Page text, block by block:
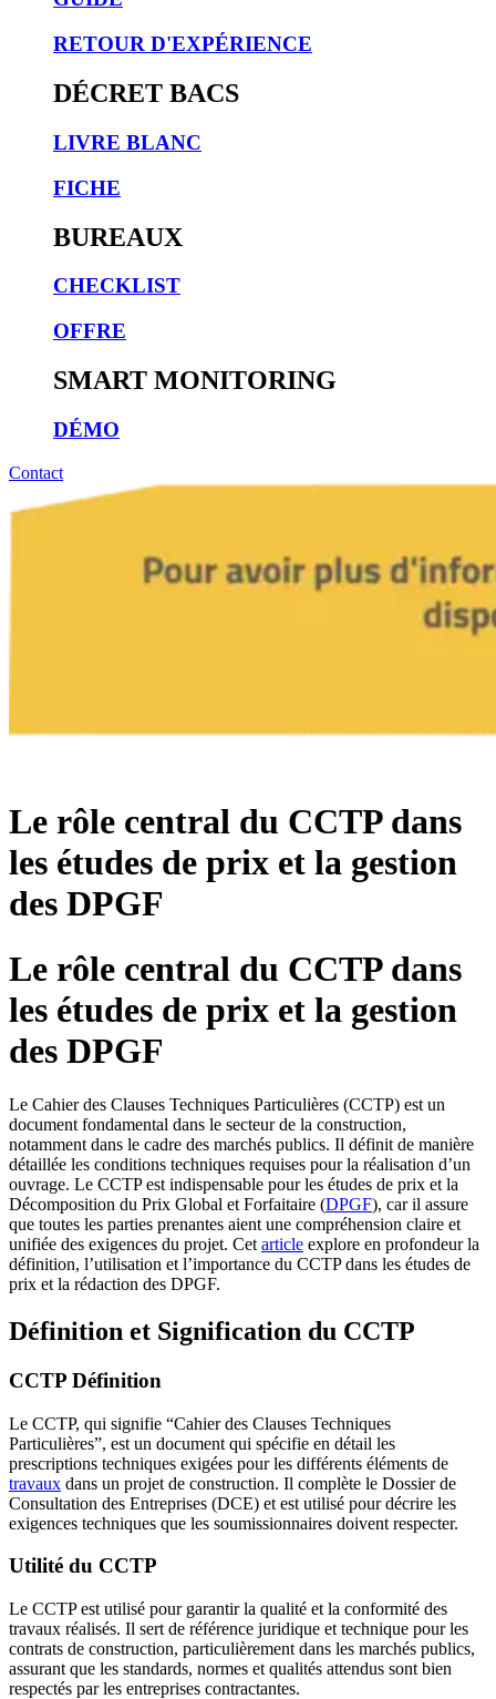
RETOUR D'EXPÉRIENCE
DÉCRET BACS
LIVRE BLANC
FICHE
BUREAUX
CHECKLIST
OFFRE
SMART MONITORING
DÉMO
Contact
Le rôle central du CCTP dans
les études de prix et la gestion
des DPGF
Le rôle central du CCTP dans
les études de prix et la gestion
des DPGF
Le Cahier des Clauses Techniques Particulières (CCTP) est un
document fondamental dans le secteur de la construction,
notamment dans le cadre des marchés publics. Il définit de manière
détaillée les conditions techniques requises pour la réalisation d’un
ouvrage. Le CCTP est indispensable pour les études de prix et la
Décomposition du Prix Global et Forfaitaire (DPGF), car il assure
que toutes les parties prenantes aient une compréhension claire et
unifiée des exigences du projet. Cet article explore en profondeur la
définition, l’utilisation et l’importance du CCTP dans les études de
prix et la rédaction des DPGF.
Définition et Signification du CCTP
CCTP Définition
Le CCTP, qui signifie “Cahier des Clauses Techniques
Particulières”, est un document qui spécifie en détail les
prescriptions techniques exigées pour les différents éléments de
travaux dans un projet de construction. Il complète le Dossier de
Consultation des Entreprises (DCE) et est utilisé pour décrire les
exigences techniques que les soumissionnaires doivent respecter.
Utilité du CCTP
Le CCTP est utilisé pour garantir la qualité et la conformité des
travaux réalisés. Il sert de référence juridique et technique pour les
contrats de construction, particulièrement dans les marchés publics,
assurant que les standards, normes et qualités attendus sont bien
respectés par les entreprises contractantes.